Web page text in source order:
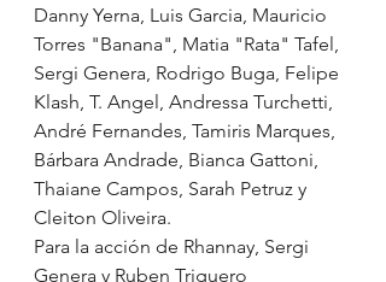
Danny Yerna, Luis Garcia, Mauricio
Torres "Banana", Matia "Rata" Tafel,
Sergi Genera, Rodrigo Buga, Felipe
Klash, T. Angel, Andressa Turchetti,
André Fernandes, Tamiris Marques,
Bárbara Andrade, Bianca Gattoni,
Thaiane Campos, Sarah Petruz y
Cleiton Oliveira.
Para la acción de Rhannay, Sergi
Genera y Ruben Triguero